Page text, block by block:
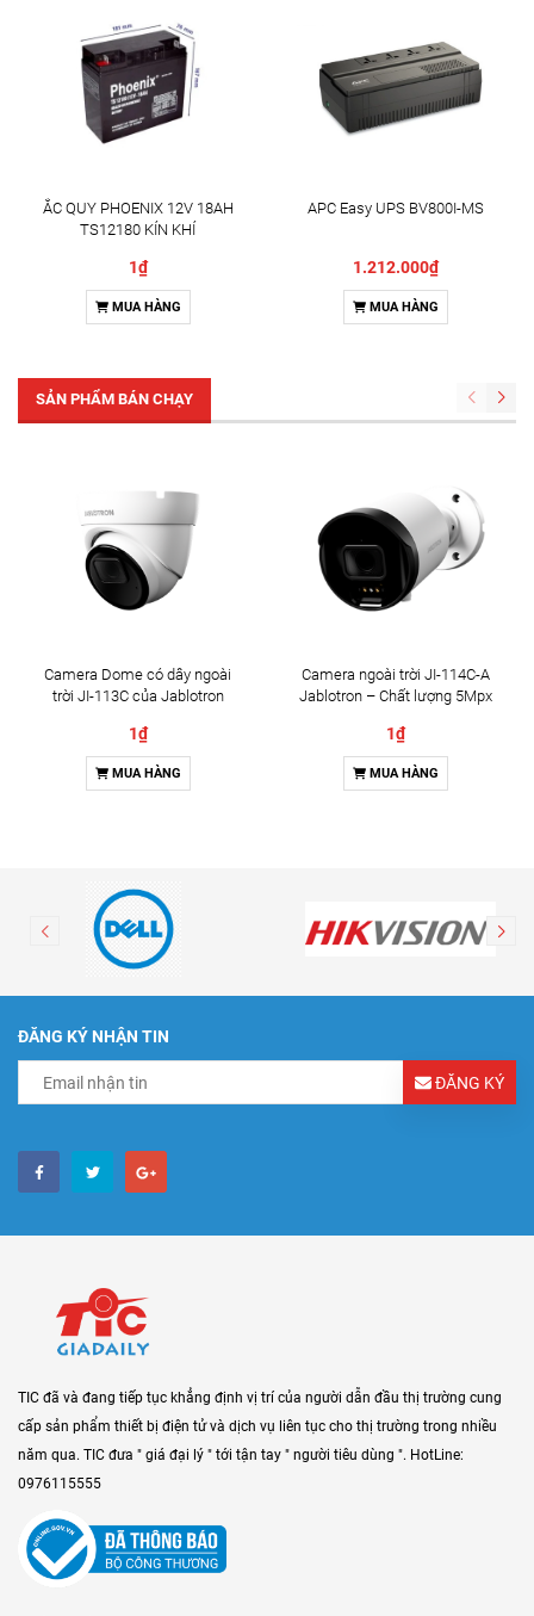
ẮC QUY PHOENIX 12V 18AH
TS12180 KÍN KHÍ
1₫
MUA HÀNG
APC Easy UPS BV800I-MS
1.212.000₫
MUA HÀNG
SẢN PHẨM BÁN CHẠY
Camera Dome có dây ngoài
trời JI-113C của Jablotron
1₫
MUA HÀNG
Camera ngoài trời JI-114C-A
Jablotron – Chất lượng 5Mpx
1₫
MUA HÀNG
ĐĂNG KÝ NHẬN TIN
ĐĂNG KÝ
TIC đã và đang tiếp tục khẳng định vị trí của người dẫn đầu thị trường cung
cấp sản phẩm thiết bị điện tử và dịch vụ liên tục cho thị trường trong nhiều
năm qua. TIC đưa " giá đại lý " tới tận tay " người tiêu dùng ". HotLine:
0976115555